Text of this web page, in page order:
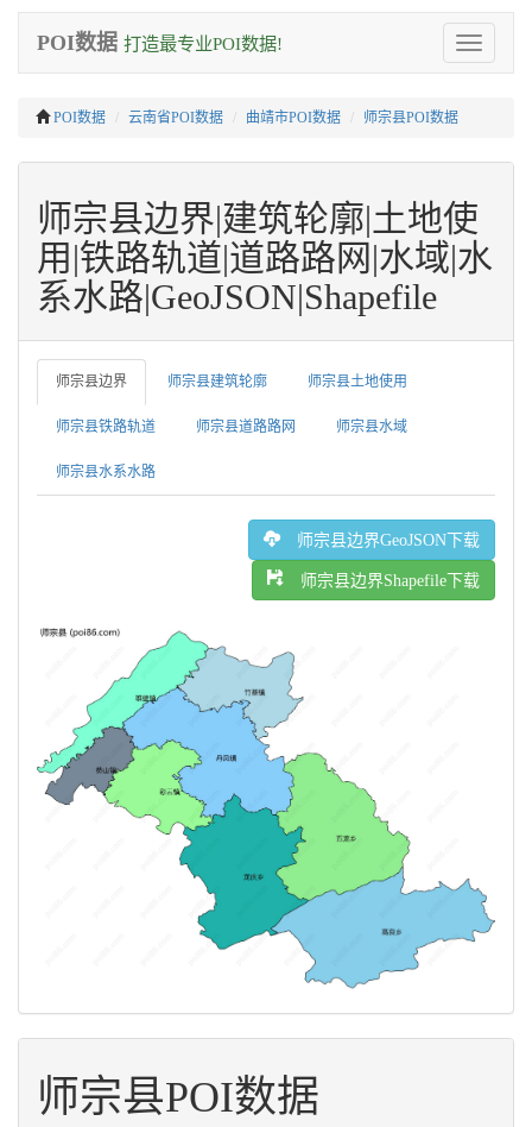
Toggle
navigation
POI数据 打造最专业POI数据!
POI数据 云南省POI数据 曲靖市POI数据 师宗县POI数据
师宗县边界|建筑轮廓|土地使
用|铁路轨道|道路路网|水域|水
系水路|GeoJSON|Shapefile
师宗县边界 师宗县建筑轮廓 师宗县土地使用
师宗县铁路轨道 师宗县道路路网 师宗县水域
师宗县水系水路
师宗县边界GeoJSON下载
师宗县边界Shapefile下载
师宗县POI数据